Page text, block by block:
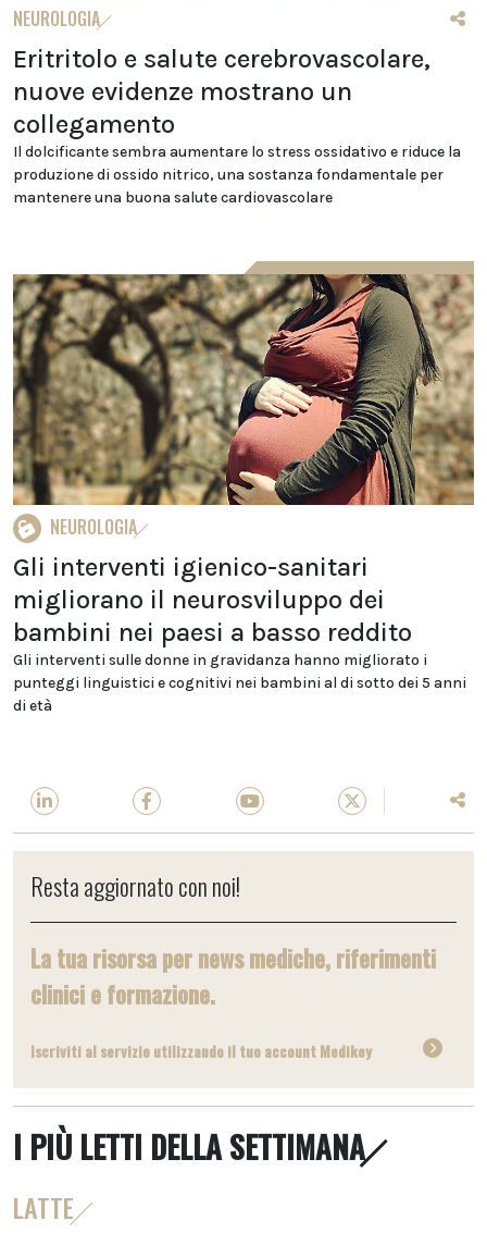
NEUROLOGIA
Eritritolo e salute cerebrovascolare,
nuove evidenze mostrano un
collegamento
Il dolcificante sembra aumentare lo stress ossidativo e riduce la
produzione di ossido nitrico, una sostanza fondamentale per
mantenere una buona salute cardiovascolare
NEUROLOGIA
Gli interventi igienico-sanitari
migliorano il neurosviluppo dei
bambini nei paesi a basso reddito
Gli interventi sulle donne in gravidanza hanno migliorato i
punteggi linguistici e cognitivi nei bambini al di sotto dei 5 anni
di età
Resta aggiornato con noi!
La tua risorsa per news mediche, riferimenti
clinici e formazione.
Iscriviti al servizio utilizzando il tuo account Medikey
I PIÙ LETTI DELLA SETTIMANA
LATTE